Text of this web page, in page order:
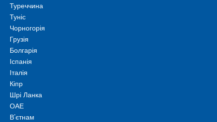
Туреччина
Туніс
Чорногорія
Грузія
Болгарія
Іспанія
Італія
Кіпр
Шрі Ланка
ОАЕ
В’єтнам